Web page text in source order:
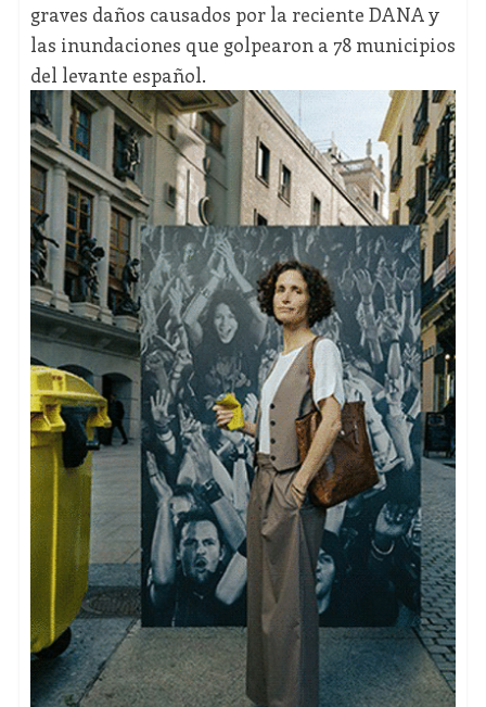
graves daños causados por la reciente DANA y
las inundaciones que golpearon a 78 municipios
del levante español.